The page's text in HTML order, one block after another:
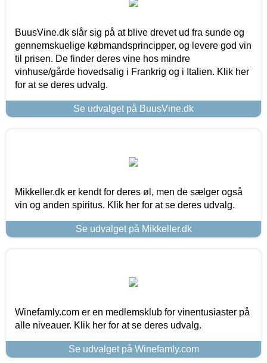
BuusVine.dk slår sig på at blive drevet ud fra sunde og
gennemskuelige købmandsprincipper, og levere god vin
til prisen. De finder deres vine hos mindre
vinhuse/gårde hovedsalig i Frankrig og i Italien. Klik her
for at se deres udvalg.
Se udvalget på BuusVine.dk
Mikkeller.dk er kendt for deres øl, men de sælger også
vin og anden spiritus. Klik her for at se deres udvalg.
Se udvalget på Mikkeller.dk
Winefamly.com er en medlemsklub for vinentusiaster på
alle niveauer. Klik her for at se deres udvalg.
Se udvalget på Winefamly.com